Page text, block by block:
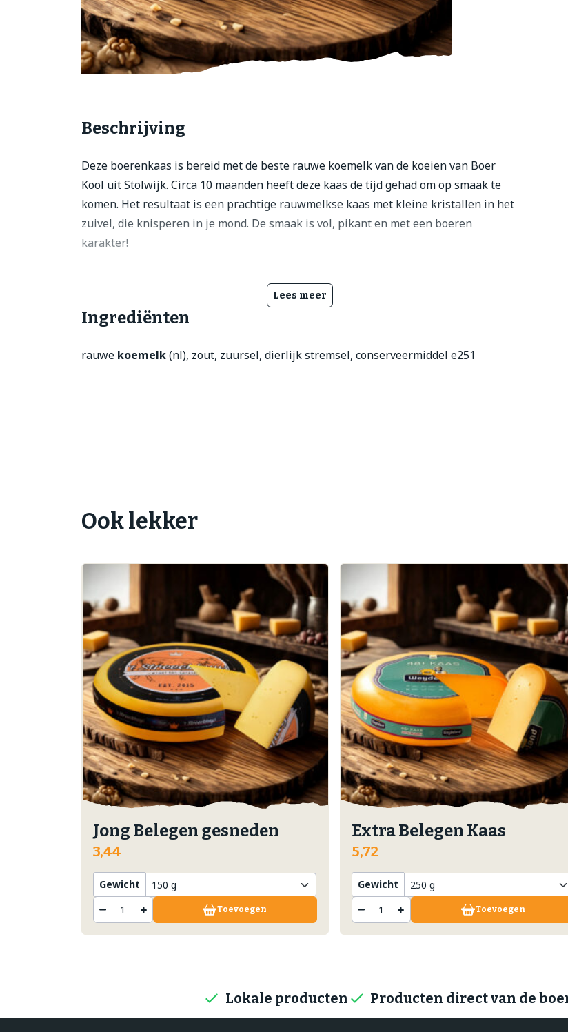
Beschrijving
Deze boerenkaas is bereid met de beste rauwe koemelk van de koeien van Boer
Kool uit Stolwijk. Circa 10 maanden heeft deze kaas de tijd gehad om op smaak te
komen. Het resultaat is een prachtige rauwmelkse kaas met kleine kristallen in het
zuivel, die knisperen in je mond. De smaak is vol, pikant en met een boeren
karakter!
Lees meer
Ingrediënten
rauwe koemelk(nl), zout, zuursel, dierlijk stremsel, conserveermiddel e251
Ook lekker
Jong Belegen gesneden
3,44
Gewicht
Toevoegen
Extra Belegen Kaas
5,72
Gewicht
Toevoegen
Lokale producten Producten direct van de